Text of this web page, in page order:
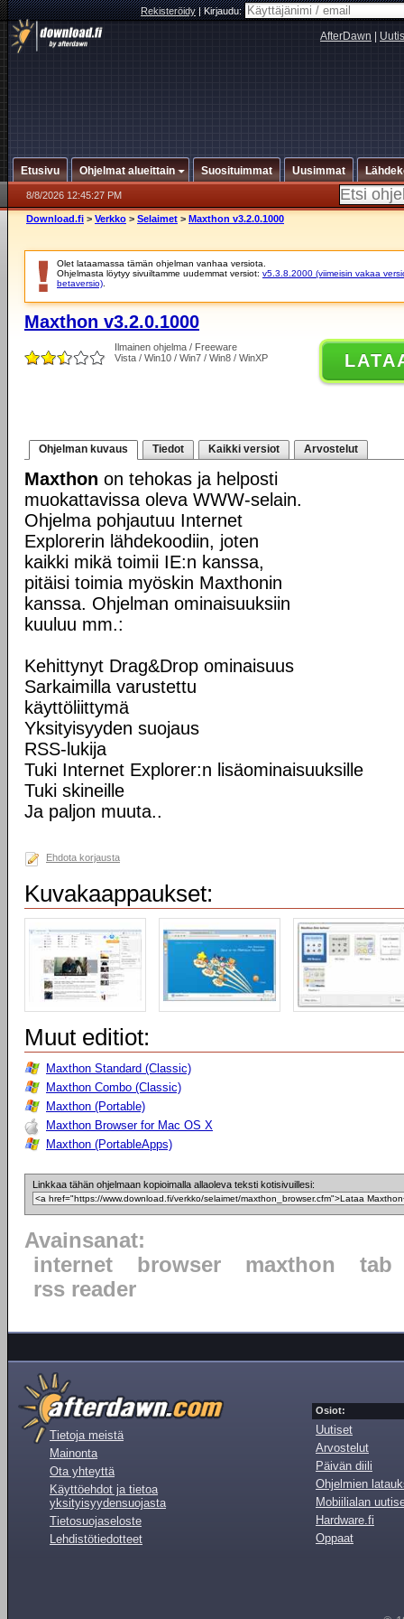
Rekisteröidy|Kirjaudu:
AfterDawn
Etusivu Ohjelmat alueittain Suosituimmat Uusimmat
8/8/2026 12:45:27 PM
Download.fi > Verkko > Selaimet > Maxthon v3.2.0.1000
Olet lataamassa tämän ohjelman vanhaa versiota.
Ohjelmasta löytyy sivuiltamme uudemmat versiot: v5.3.8.2000 (viimeisin vakaa
betaversio)
Maxthon v3.2.0.1000
Ilmainen ohjelma / Freeware
Vista / Win10 / Win7 / Win8 / WinXP
Ohjelman kuvaus Tiedot Kaikki versiot Arvostelut
Maxthon on tehokas ja helposti
muokattavissa oleva WWW-selain.
Ohjelma pohjautuu Internet
Explorerin lähdekoodiin, joten
kaikki mikä toimii IE:n kanssa,
pitäisi toimia myöskin Maxthonin
kanssa. Ohjelman ominaisuuksiin
kuuluu mm.:
Kehittynyt Drag&Drop ominaisuus
Sarkaimilla varustettu
käyttöliittymä
Yksityisyyden suojaus
RSS-lukija
Tuki Internet Explorer:n lisäominaisuuksille
Tuki skineille
Ja paljon muuta..
Ehdota korjausta
Kuvakaappaukset:
Muut editiot:
Maxthon Standard (Classic)
Maxthon Combo (Classic)
Maxthon (Portable)
Maxthon Browser for Mac OS X
Maxthon (PortableApps)
Linkkaa tähän ohjelmaan kopioimalla allaoleva teksti kotisivuillesi:
Avainsanat:
internet
browser maxthon
tab
rss reader
Tietoja meistä
Mainonta
Ota yhteyttä
Käyttöehdot ja tietoa
yksityisyydensuojasta
Tietosuojaseloste
Lehdistötiedotteet
Osiot:
Uutiset
Arvostelut
Päivän diili
Ohjelmien
Mobiilialan
Hardware.fi
Oppaat